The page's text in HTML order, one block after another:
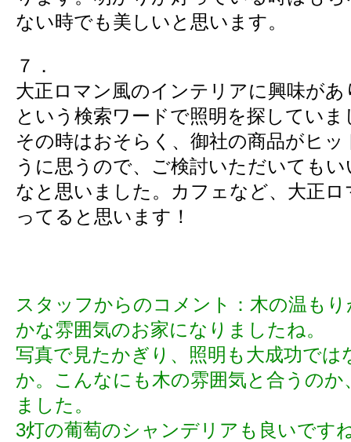
ない時でも美しいと思います。
７．
大正ロマン風のインテリアに興味が
という検索ワードで照明を探していま
その時はおそらく、御社の商品がヒ
うに思うので、ご検討いただいても
なと思いました。カフェなど、大正
ってると思います！
スタッフからのコメント：木の温も
かな雰囲気のお家になりましたね。
写真で見たかぎり、照明も大成功では
か。こんなにも木の雰囲気と合うのか
ました。
3灯の葡萄のシャンデリアも良いです